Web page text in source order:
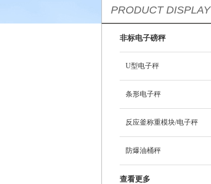
PRODUCT DISPLAY
非标电子磅秤
U型电子秤
条形电子秤
反应釜称重模块/电子秤
防爆油桶秤
查看更多